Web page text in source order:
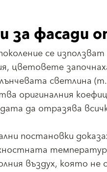
за фасади
се
цветовете
светлина
оригиналния
да отразява
постановки
въздух, която не